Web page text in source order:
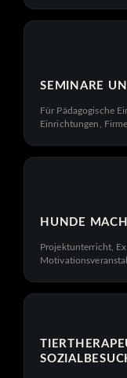
SEMINARE
Für Pädagogische
Einrichtungen,
HUNDE
Projektunterricht,